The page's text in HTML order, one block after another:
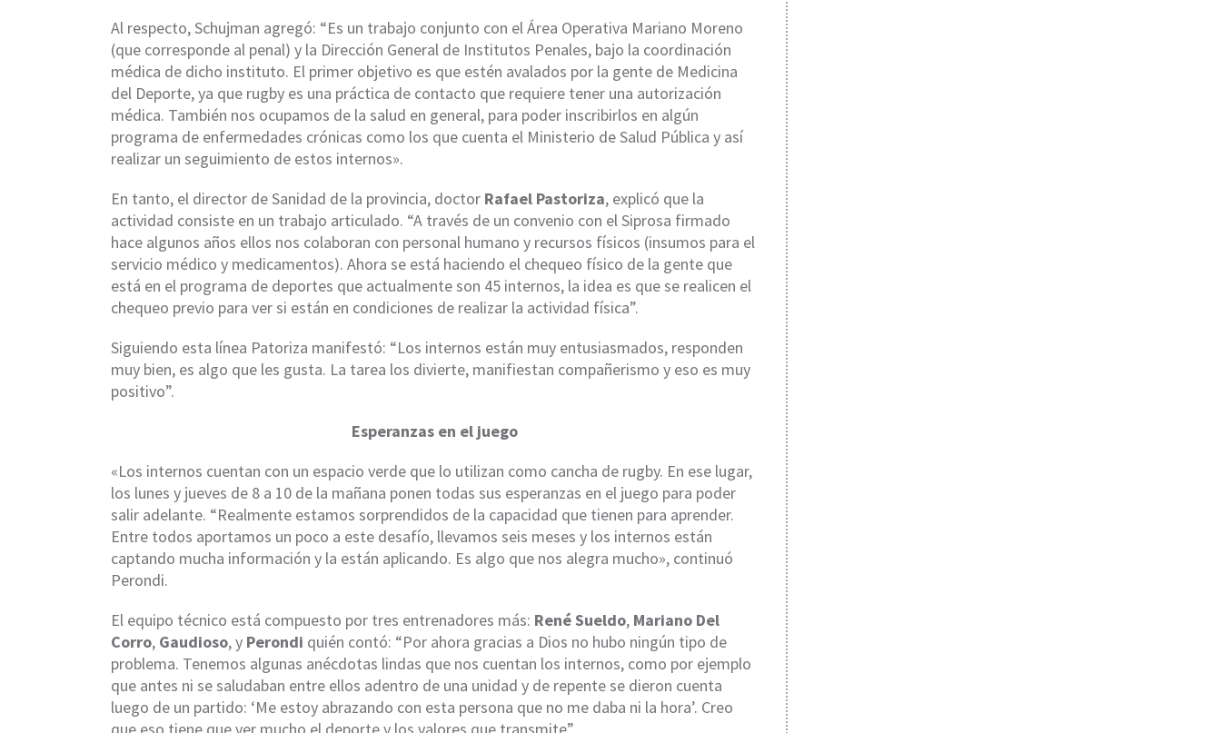
Al respecto, Schujman agregó: “Es un trabajo conjunto con el Área Operativa Mariano Moreno
(que corresponde al penal) y la Dirección General de Institutos Penales, bajo la coordinación
médica de dicho instituto. El primer objetivo es que estén avalados por la gente de Medicina
del Deporte, ya que rugby es una práctica de contacto que requiere tener una autorización
médica. También nos ocupamos de la salud en general, para poder inscribirlos en algún
programa de enfermedades crónicas como los que cuenta el Ministerio de Salud Pública y así
realizar un seguimiento de estos internos».
En tanto, el director de Sanidad de la provincia, doctor Rafael Pastoriza, explicó que la
actividad consiste en un trabajo articulado. “A través de un convenio con el Siprosa firmado
hace algunos años ellos nos colaboran con personal humano y recursos físicos (insumos para el
servicio médico y medicamentos). Ahora se está haciendo el chequeo físico de la gente que
está en el programa de deportes que actualmente son 45 internos, la idea es que se realicen el
chequeo previo para ver si están en condiciones de realizar la actividad física”.
Siguiendo esta línea Patoriza manifestó: “Los internos están muy entusiasmados, responden
muy bien, es algo que les gusta. La tarea los divierte, manifiestan compañerismo y eso es muy
positivo”.
Esperanzas en el juego
«Los internos cuentan con un espacio verde que lo utilizan como cancha de rugby. En ese lugar,
los lunes y jueves de 8 a 10 de la mañana ponen todas sus esperanzas en el juego para poder
salir adelante. “Realmente estamos sorprendidos de la capacidad que tienen para aprender.
Entre todos aportamos un poco a este desafío, llevamos seis meses y los internos están
captando mucha información y la están aplicando. Es algo que nos alegra mucho», continuó
Perondi.
El equipo técnico está compuesto por tres entrenadores más: René Sueldo, Mariano Del
Corro, Gaudioso, y Perondi quién contó: “Por ahora gracias a Dios no hubo ningún tipo de
problema. Tenemos algunas anécdotas lindas que nos cuentan los internos, como por ejemplo
que antes ni se saludaban entre ellos adentro de una unidad y de repente se dieron cuenta
luego de un partido: ‘Me estoy abrazando con esta persona que no me daba ni la hora’. Creo